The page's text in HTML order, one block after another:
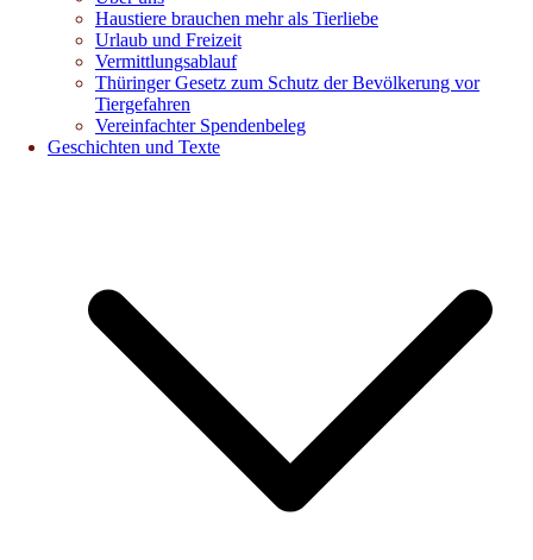
Haustiere brauchen mehr als Tierliebe
Urlaub und Freizeit
Vermittlungsablauf
Thüringer Gesetz zum Schutz der Bevölkerung vor
Tiergefahren
Vereinfachter Spendenbeleg
Geschichten und Texte